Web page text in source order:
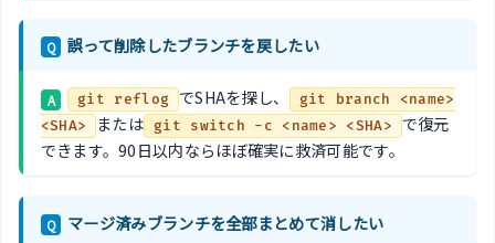
Q 誤って削除したブランチを戻したい
A git reflog でSHAを探し、
git branch <name>
<SHA>
または git switch -c <name> <SHA>
で復元
できます。90日以内ならほぼ確実に救済可能です。
Q マージ済みブランチを全部まとめて消したい